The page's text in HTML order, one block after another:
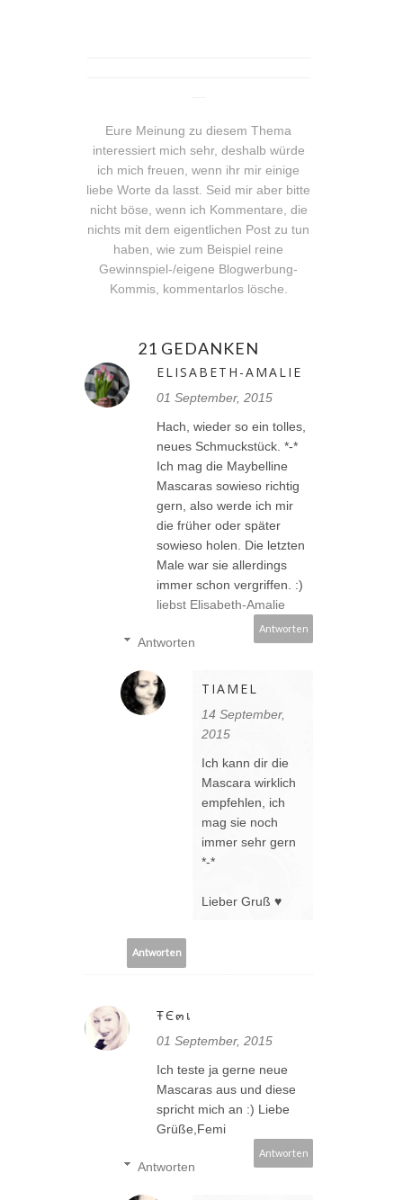
Eure Meinung zu diesem Thema
interessiert mich sehr, deshalb würde
ich mich freuen, wenn ihr mir einige
liebe Worte da lasst. Seid mir aber bitte
nicht böse, wenn ich Kommentare, die
nichts mit dem eigentlichen Post zu tun
haben, wie zum Beispiel reine
Gewinnspiel-/eigene Blogwerbung-
Kommis, kommentarlos lösche.
21 GEDANKEN
ELISABETH-AMALIE
01 September, 2015
Hach, wieder so ein tolles,
neues Schmuckstück. *-*
Ich mag die Maybelline
Mascaras sowieso richtig
gern, also werde ich mir
die früher oder später
sowieso holen. Die letzten
Male war sie allerdings
immer schon vergriffen. :)
liebst Elisabeth-Amalie
Antworten
Antworten
TIAMEL
14 September,
2015
Ich kann dir die
Mascara wirklich
empfehlen, ich
mag sie noch
immer sehr gern
*-*
Lieber Gruß ♥
Antworten
ŦЄ๓เ
01 September, 2015
Ich teste ja gerne neue
Mascaras aus und diese
spricht mich an :) Liebe
Grüße,Femi
Antworten
Antworten